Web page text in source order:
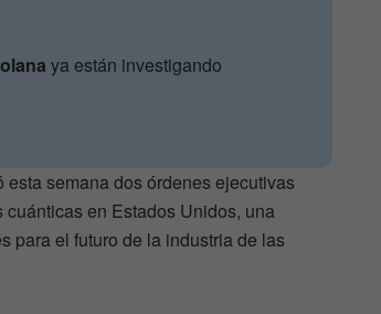
ya están investigando
esta semana dos órdenes ejecutivas
en Estados Unidos, una
para el futuro de la industria de las